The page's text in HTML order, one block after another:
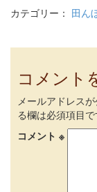
カテゴリー： 田ん
コメント
メールアドレス
る欄は必須項目で
コメント ※